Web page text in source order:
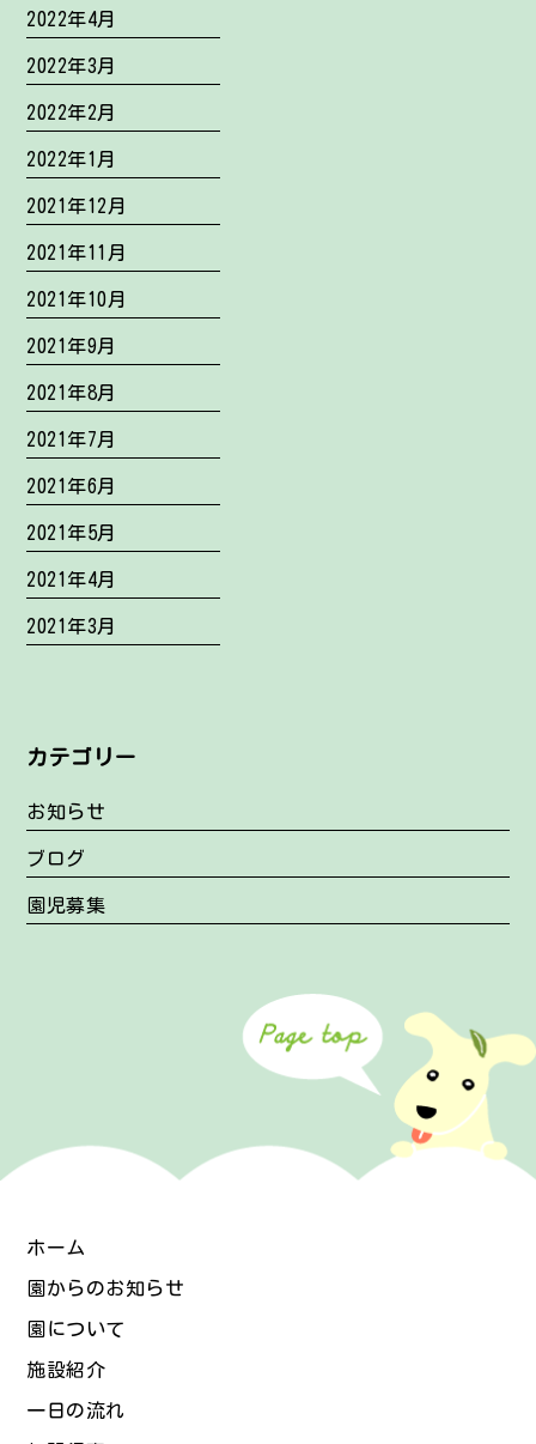
2022年4月
2022年3月
2022年2月
2022年1月
2021年12月
2021年11月
2021年10月
2021年9月
2021年8月
2021年7月
2021年6月
2021年5月
2021年4月
2021年3月
カテゴリー
お知らせ
ブログ
園児募集
ホーム
園からのお知らせ
園について
施設紹介
一日の流れ